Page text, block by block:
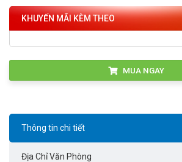
KHUYẾN MÃI KÈM THEO
MUA NGAY
Thông tin chi tiết
Địa Chỉ Văn Phòng